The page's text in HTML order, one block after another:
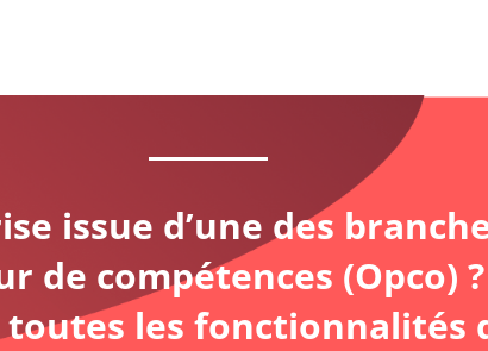
issue d’une des
de compétences (Opco)
les fonctionnalités